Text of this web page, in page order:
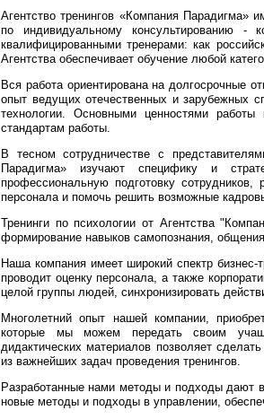
Агентство тренингов «Компания Парадигма»
по индивидуальному консультированию -
квалифицированными тренерами: как
Агентства обеспечивает обучение любой
Вся работа ориентирована на долгосрочные
опыт ведущих отечественных и зарубежных
технологии. Основными ценностями
стандартам работы.
В тесном сотрудничестве с
Парадигма» изучают специфику и
профессиональную подготовку сотрудников,
персонала и помочь решить возможные
Тренинги по психологии от Агентства
формирование навыков самопознания,
Наша компания имеет широкий спектр бизнес-
проводит оценку персонала, а также
целой группы людей, синхронизировать
Многолетний опыт нашей компании,
которые мы можем передать своим
дидактических материалов позволяет
из важнейших задач проведения тренингов.
Разработанные нами методы и подходы дают
новые методы и подходы в управлении,